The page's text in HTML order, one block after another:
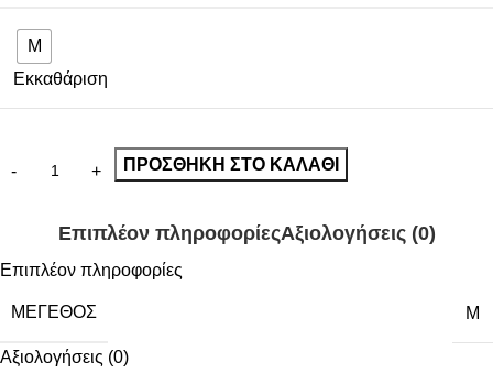
M
Εκκαθάριση
ΠΡΟΣΘΉΚΗ ΣΤΟ ΚΑΛΆΘΙ
Επιπλέον πληροφορίεςΑξιολογήσεις (0)
Επιπλέον πληροφορίες
ΜΈΓΕΘΟΣ M
Αξιολογήσεις (0)